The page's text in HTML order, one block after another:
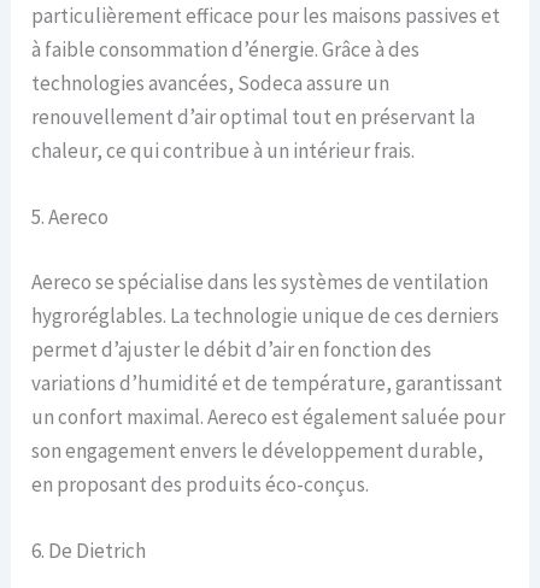
particulièrement efficace pour les maisons passives et
à faible consommation d’énergie. Grâce à des
technologies avancées, Sodeca assure un
renouvellement d’air optimal tout en préservant la
chaleur, ce qui contribue à un intérieur frais.
5. Aereco
Aereco se spécialise dans les systèmes de ventilation
hygroréglables. La technologie unique de ces derniers
permet d’ajuster le débit d’air en fonction des
variations d’humidité et de température, garantissant
un confort maximal. Aereco est également saluée pour
son engagement envers le développement durable,
en proposant des produits éco-conçus.
6. De Dietrich